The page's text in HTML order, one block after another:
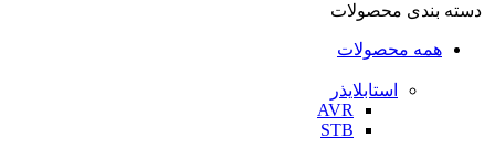
دسته بندی محصولات
همه محصولات
استابلایذر
AVR
STB